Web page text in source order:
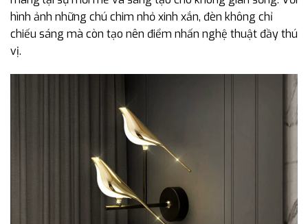
hình ảnh những chú chim nhỏ xinh xắn, đèn không chỉ
chiếu sáng mà còn tạo nên điểm nhấn nghệ thuật đầy thú
vị.